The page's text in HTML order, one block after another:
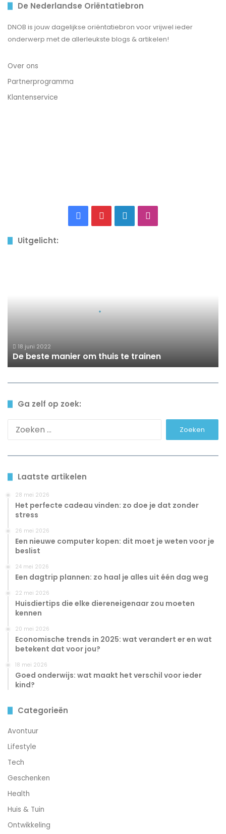
De Nederlandse Oriëntatiebron
DNOB is jouw dagelijkse oriëntatiebron voor vrijwel ieder
onderwerp met de allerleukste blogs & artikelen!
Over ons
Partnerprogramma
Klantenservice
Facebook
PinterestLinkedIn
Uitgelicht:
18 juni 2022
De beste manier om thuis te trainen
Ga zelf op zoek:
Laatste artikelen
28 mei 2026
Het perfecte cadeau vinden: zo doe je dat zonder
stress
26 mei 2026
Een nieuwe computer kopen: dit moet je weten voor je
beslist
24 mei 2026
Een dagtrip plannen: zo haal je alles uit één dag weg
22 mei 2026
Huisdiertips die elke diereneigenaar zou moeten
kennen
20 mei 2026
Economische trends in 2025: wat verandert er en wat
betekent dat voor jou?
18 mei 2026
Goed onderwijs: wat maakt het verschil voor ieder
kind?
Categorieën
Avontuur
Lifestyle
Tech
Geschenken
Health
Huis & Tuin
Ontwikkeling